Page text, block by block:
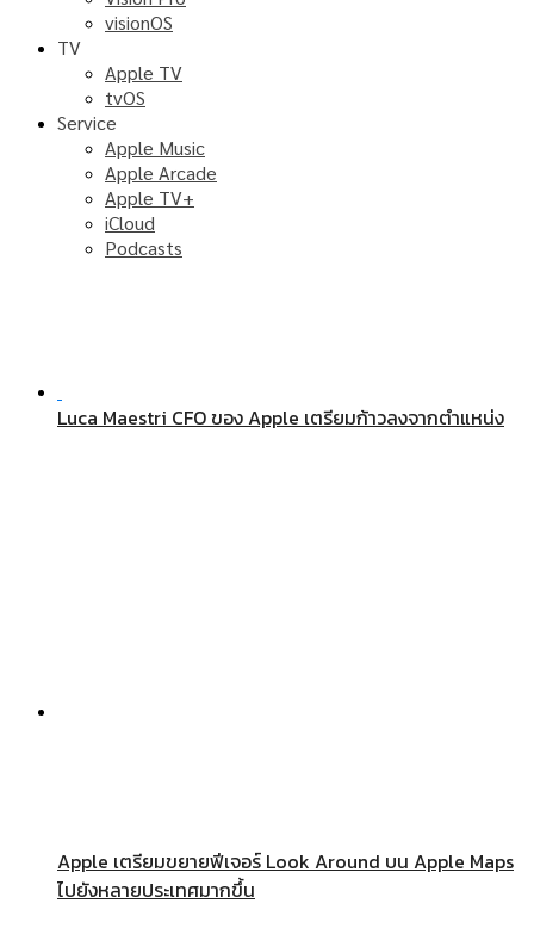
visionOS
TV
Apple TV
tvOS
Service
Apple Music
Apple Arcade
Apple TV+
iCloud
Podcasts
Luca Maestri CFO ของ Apple เตรียมก้าวลงจากตำแหน่ง
Apple เตรียมขยายฟีเจอร์ Look Around บน Apple Maps
ไปยังหลายประเทศมากขึ้น